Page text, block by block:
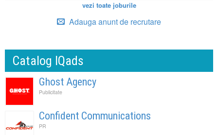
vezi toate joburile
Adauga anunt de recrutare
Catalog IQads
Ghost Agency
Publicitate
Confident Communications
PR